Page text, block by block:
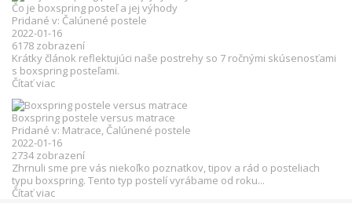
Čo je boxspring posteľ a jej výhody
Pridané v: Čalúnené postele
2022-01-16
6178 zobrazení
Krátky článok reflektujúci naše postrehy so 7 ročnými skúsenosťami
s boxspring posteľami.
Čítať viac
Boxspring postele versus matrace
Pridané v: Matrace, Čalúnené postele
2022-01-16
2734zobrazení
Zhrnuli sme pre vás niekoľko poznatkov, tipov a rád o posteliach
typu boxspring. Tento typ postelí vyrábame od roku...
Čítať viac